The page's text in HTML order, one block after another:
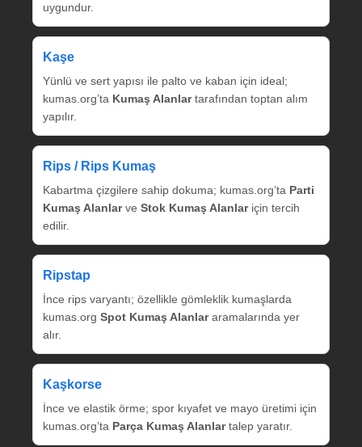
uygundur.
Kaşe
Yünlü ve sert yapısı ile palto ve kaban için ideal;
kumas.org’ta Kumaş Alanlartarafından toptan alım
yapılır.
Rips / Rips Kumaş
Kabartma çizgilere sahip dokuma; kumas.org’ta Parti
Kumaş Alanlarve Stok Kumaş Alanlariçin tercih
edilir.
Ripstap
İnce rips varyantı; özellikle gömleklik kumaşlarda
kumas.org Spot Kumaş Alanlararamalarında yer
alır.
Kaşkorse
İnce ve elastik örme; spor kıyafet ve mayo üretimi için
kumas.org’ta Parça Kumaş Alanlartalep yaratır.